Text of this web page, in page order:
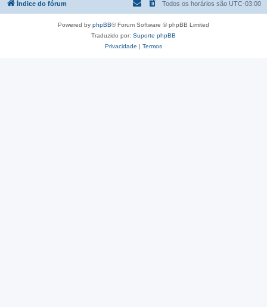
Índice do fórum Todos os horários são UTC-03:00
Powered by phpBB® Forum Software © phpBB Limited
Traduzido por: Suporte phpBB
Privacidade | Termos